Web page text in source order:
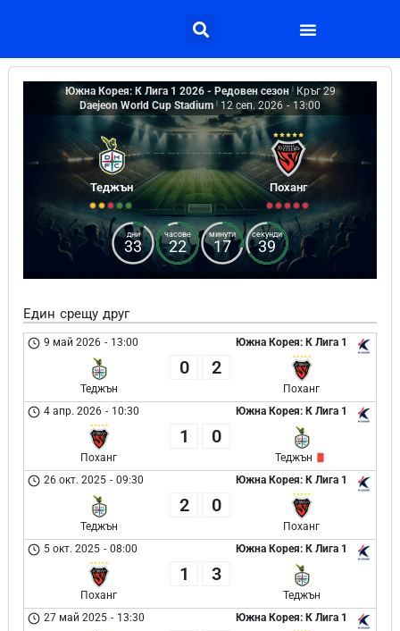
Южна Корея: К Лига 1 2026 - Редовен сезон
Кръг 29
Daejeon World Cup Stadium
12 сеп. 2026 - 13:00
Теджън Поханг
дни
33
часове
22
минути
17
секунди
39
Един срещу друг
Южна Корея: К Лига 1
9 май 2026 - 13:00
Теджън
0 2
Поханг
Южна Корея: К Лига 1
4 апр. 2026 - 10:30
Поханг
1 0
Теджън
Южна Корея: К Лига 1
26 окт. 2025 - 09:30
Теджън
2 0
Поханг
Южна Корея: К Лига 1
5 окт. 2025 - 08:00
Поханг
1 3
Теджън
Южна Корея: К Лига 1
27 май 2025 - 13:30